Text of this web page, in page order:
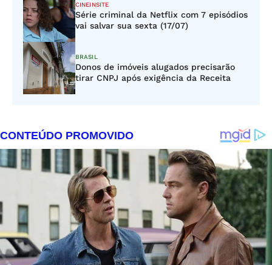
CINEINSITE
Série criminal da Netflix com 7 episódios
vai salvar sua sexta (17/07)
BRASIL
Donos de imóveis alugados precisarão
tirar CNPJ após exigência da Receita